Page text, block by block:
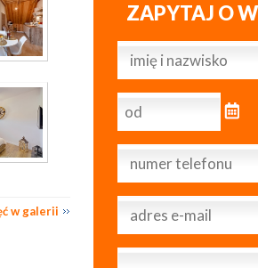
w galerii
ZAPYTAJ O